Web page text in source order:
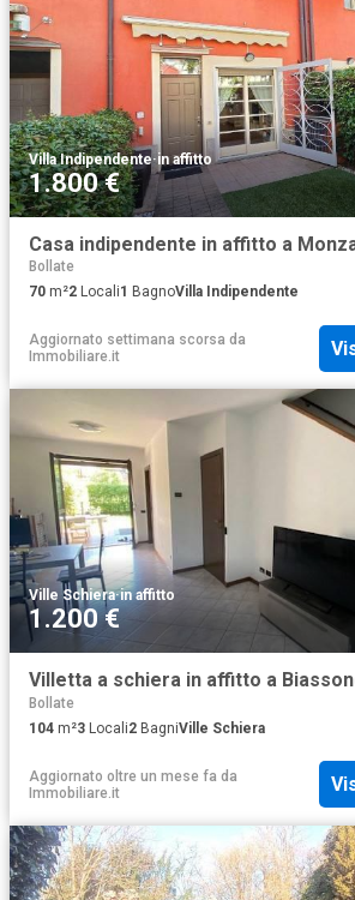
Villa Indipendente·in affitto
1.800 €
Casa indipendente in affitto a
Bollate
70 m²2 Locali1 BagnoVilla Indipendente
Aggiornato settimana scorsa da
Immobiliare.it
Ville Schiera·in affitto
1.200 €
Villetta a schiera in affitto a
Bollate
104 m²3 Locali2 BagniVille Schiera
Aggiornato oltre un mese fa da
Immobiliare.it